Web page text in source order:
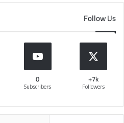
Follow Us
7k+
Followers
0
Subscribers